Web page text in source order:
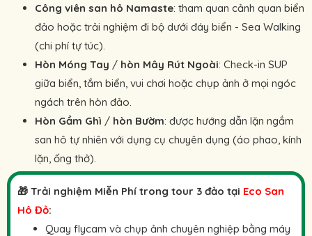
Công viên san hô Namaste: tham quan cảnh quan biển
đảo hoặc trải nghiệm đi bộ dưới đáy biển - Sea Walking
(chi phí tự túc).
Hòn Móng Tay / hòn Mây Rút Ngoài: Check-in SUP
giữa biển, tắm biển, vui chơi hoặc chụp ảnh ở mọi ngóc
ngách trên hòn đảo.
Hòn Gầm Ghì / hòn Bườm: được hướng dẫn lặn ngắm
san hô tự nhiên với dụng cụ chuyên dụng (áo phao, kính
lặn, ống thở).
🎁 Trải nghiệm Miễn Phí trong tour 3 đảo tại Eco San
Hô Đỏ:
Quay flycam và chụp ảnh chuyên nghiệp bằng máy